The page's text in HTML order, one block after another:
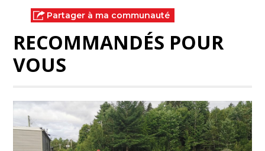
Partager à ma communauté
RECOMMANDÉS POUR
VOUS